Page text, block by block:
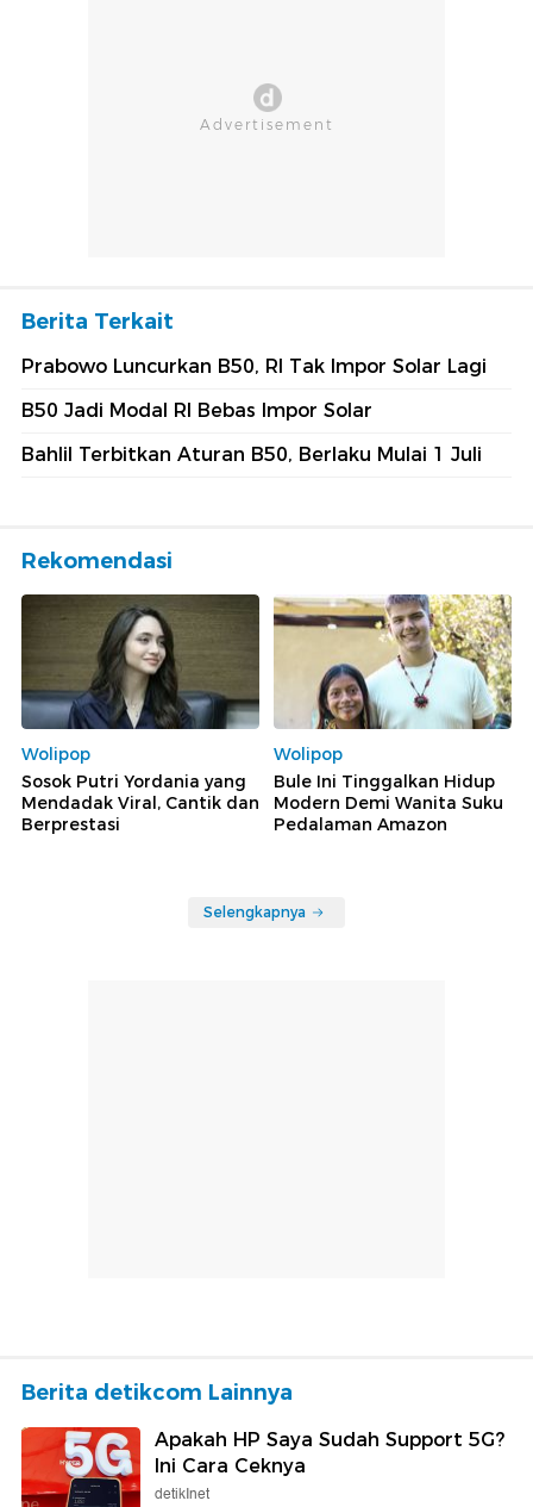
Berita Terkait
Prabowo Luncurkan B50, RI Tak Impor Solar Lagi
B50 Jadi Modal RI Bebas Impor Solar
Bahlil Terbitkan Aturan B50, Berlaku Mulai 1 Juli
Rekomendasi
Wolipop
Sosok Putri Yordania yang
Mendadak Viral, Cantik dan
Berprestasi
Wolipop
Bule Ini Tinggalkan Hidup
Modern Demi Wanita Suku
Pedalaman Amazon
Selengkapnya
Berita detikcom Lainnya
Apakah HP Saya Sudah Support 5G?
Ini Cara Ceknya
detikInet